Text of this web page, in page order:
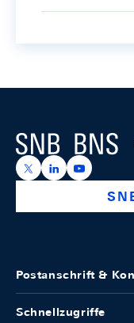
Logo
https://x.com/
https://https://
Postanschrift &
Schnellzugriffe